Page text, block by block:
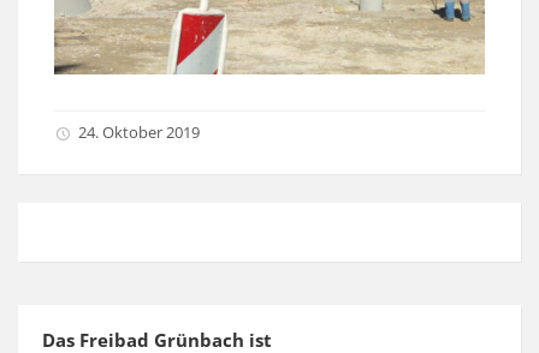
24. Oktober 2019
Das Freibad Grünbach ist